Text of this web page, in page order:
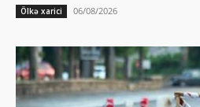
Ölkə xarici 06/08/2026